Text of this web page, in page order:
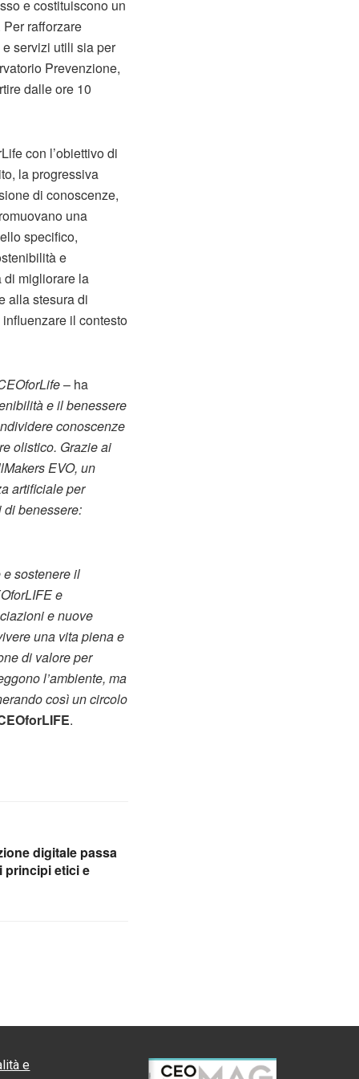
e costituiscono un
rafforzare
servizi utili sia per
Prevenzione,
dalle ore 10
con l’obiettivo di
la progressiva
di conoscenze,
una
specifico,
e
di migliorare la
alla stesura di
il contesto
– ha
e il benessere
conoscenze
olistico. Grazie ai
EVO, un
artificiale per
di benessere:
sostenere il
e
e nuove
una vita piena e
di valore per
l’ambiente, ma
così un circolo
.
digitale passa
principi etici e
e